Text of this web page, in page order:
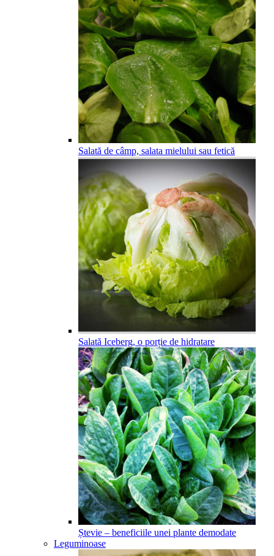
Salată de câmp, salata mielului sau fetică
Salată Iceberg, o porție de hidratare
Ștevie – beneficiile unei plante demodate
Leguminoase